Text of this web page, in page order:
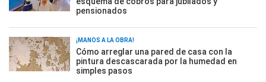
pensionados
¡MANOS A LA OBRA!
Cómo arreglar una pared de casa con la
pintura descascarada por la humedad en
simples pasos